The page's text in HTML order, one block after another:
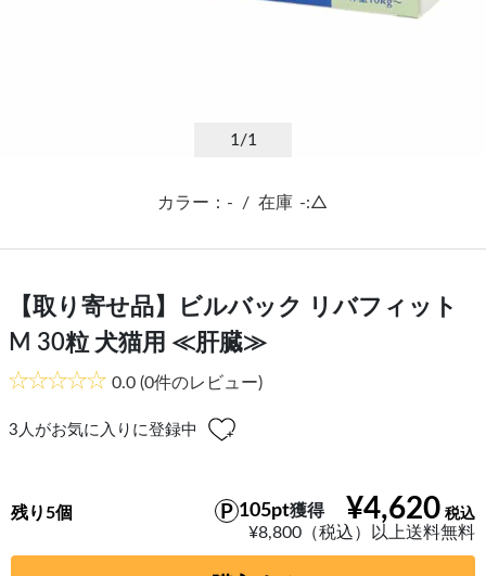
1 /1
カラー：- / 在庫 -:△
【取り寄せ品】ビルバック リバフィット
M 30粒 犬猫用 ≪肝臓≫
0.0 (0件のレビュー)
3 人がお気に入りに登録中
¥4,620
105pt獲得
¥8,800（税込）以上送料無料
残り5個